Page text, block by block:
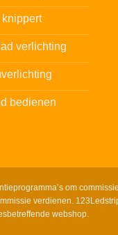
knippert
verlichting
bedienen
om
verdienen.
webshop.